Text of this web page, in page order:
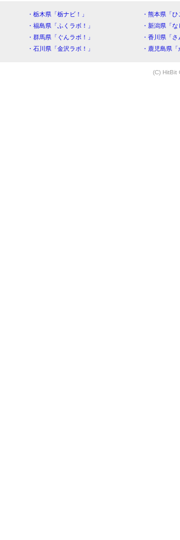
・栃木県「栃ナビ！」
・熊本県「
・福島県「ふくラボ！」
・新潟県「
・群馬県「ぐんラボ！」
・香川県「
・石川県「金沢ラボ！」
・鹿児島県
(C) HitBit